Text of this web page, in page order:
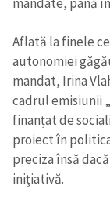
mandate, până
Aflată la finele
autonomiei
mandat, Irina
cadrul emisiunii
finanțat de
proiect în
preciza însă
inițiativă.